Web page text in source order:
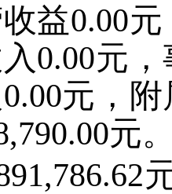
益0.00
0.00元
0.00元，
元